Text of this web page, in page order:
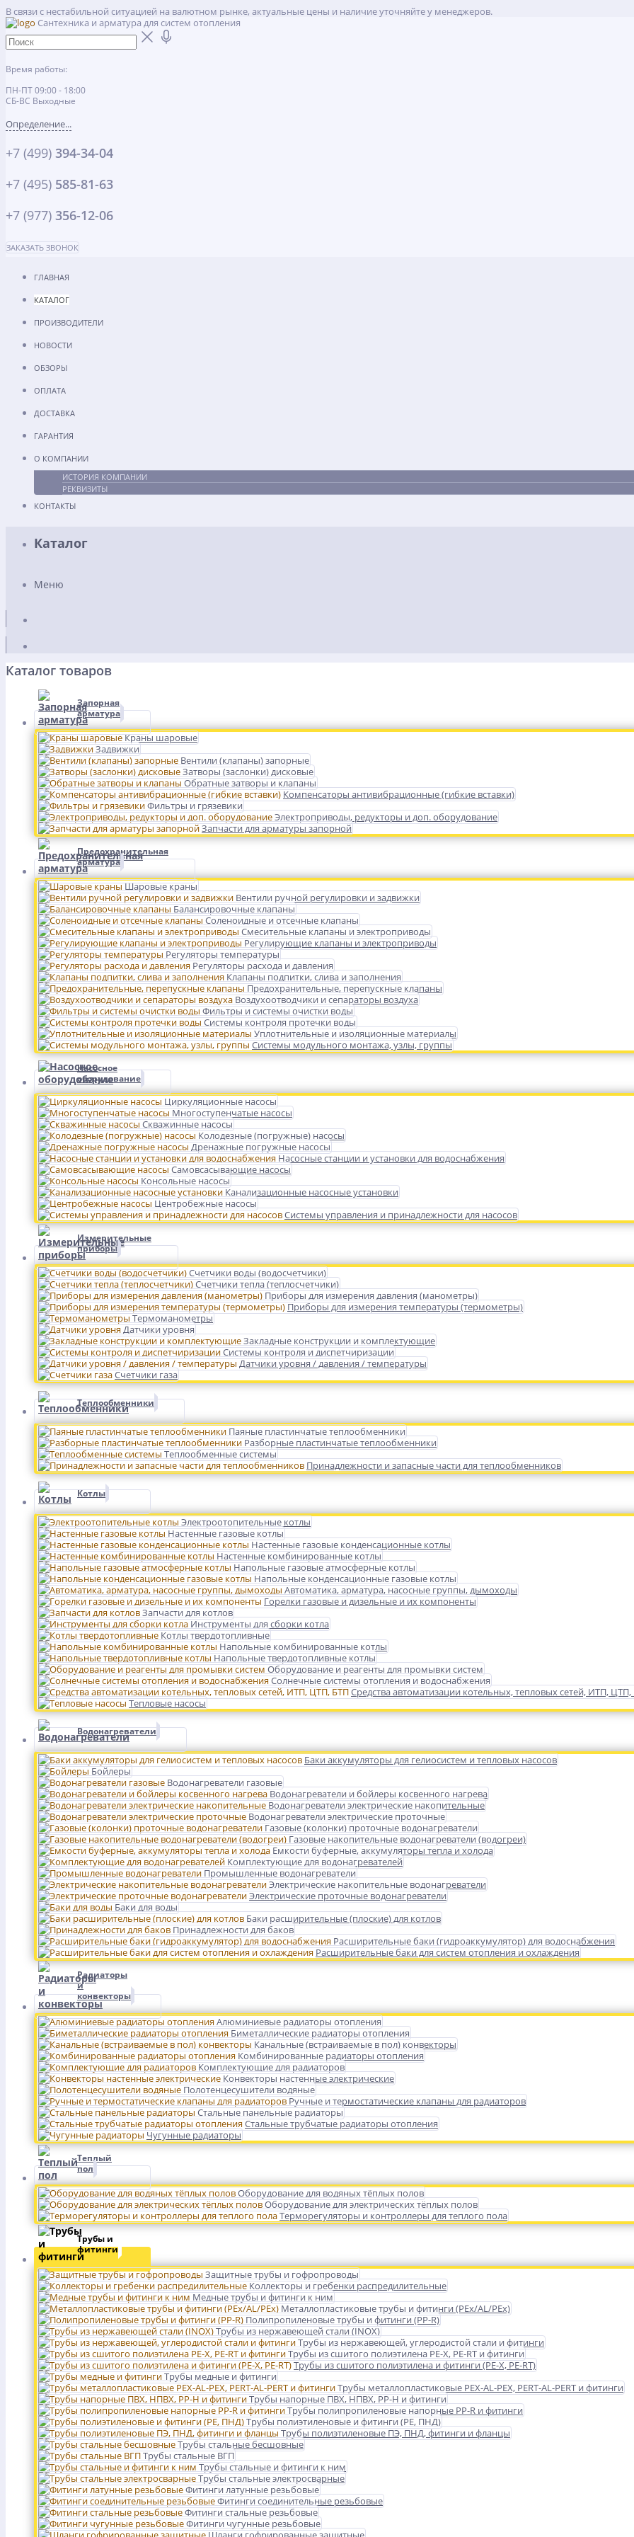
В связи с нестабильной ситуацией на валютном рынке, актуальные цены и наличие уточняйте у менеджеров.
Сантехника и арматура для систем отопления
Время работы:
ПН-ПТ 09:00 - 18:00
СБ-ВС Выходные
Определение...
+7 (499) 394-34-04
+7 (495) 585-81-63
+7 (977) 356-12-06
ЗАКАЗАТЬ ЗВОНОК
ГЛАВНАЯ
КАТАЛОГ
ПРОИЗВОДИТЕЛИ
НОВОСТИ
ОБЗОРЫ
ОПЛАТА
ДОСТАВКА
ГАРАНТИЯ
О КОМПАНИИ
ИСТОРИЯ КОМПАНИИ
РЕКВИЗИТЫ
КОНТАКТЫ
Каталог
Меню
Каталог товаров
Запорная
арматура
Краны шаровые
Задвижки
Вентили (клапаны) запорные
Затворы (заслонки) дисковые
Обратные затворы и клапаны
Компенсаторы антивибрационные (гибкие вставки)
Фильтры и грязевики
Электроприводы, редукторы и доп. оборудование
Запчасти для арматуры запорной
Предохранительная
арматура
Шаровые краны
Вентили ручной регулировки и задвижки
Балансировочные клапаны
Соленоидные и отсечные клапаны
Смесительные клапаны и электроприводы
Регулирующие клапаны и электроприводы
Регуляторы температуры
Регуляторы расхода и давления
Клапаны подпитки, слива и заполнения
Предохранительные, перепускные клапаны
Воздухоотводчики и сепараторы воздуха
Фильтры и системы очистки воды
Системы контроля протечки воды
Уплотнительные и изоляционные материалы
Системы модульного монтажа, узлы, группы
Насосное
оборудование
Циркуляционные насосы
Многоступенчатые насосы
Скважинные насосы
Колодезные (погружные) насосы
Дренажные погружные насосы
Насосные станции и установки для водоснабжения
Самовсасывающие насосы
Консольные насосы
Канализационные насосные установки
Центробежные насосы
Системы управления и принадлежности для насосов
Измерительные
приборы
Счетчики воды (водосчетчики)
Счетчики тепла (теплосчетчики)
Приборы для измерения давления (манометры)
Приборы для измерения температуры (термометры)
Термоманометры
Датчики уровня
Закладные конструкции и комплектующие
Системы контроля и диспетчиризации
Датчики уровня / давления / температуры
Счетчики газа
Теплообменники
Паяные пластинчатые теплообменники
Разборные пластинчатые теплообменники
Теплообменные системы
Принадлежности и запасные части для теплообменников
Котлы
Электроотопительные котлы
Настенные газовые котлы
Настенные газовые конденсационные котлы
Настенные комбинированные котлы
Напольные газовые атмосферные котлы
Напольные конденсационные газовые котлы
Автоматика, арматура, насосные группы, дымоходы
Горелки газовые и дизельные и их компоненты
Запчасти для котлов
Инструменты для сборки котла
Котлы твердотопливные
Напольные комбинированные котлы
Напольные твердотопливные котлы
Оборудование и реагенты для промывки систем
Солнечные системы отопления и водоснабжения
Средства автоматизации котельных, тепловых сетей, ИТП,
Тепловые насосы
Водонагреватели
Баки аккумуляторы для гелиосистем и тепловых насосов
Бойлеры
Водонагреватели газовые
Водонагреватели и бойлеры косвенного нагрева
Водонагреватели электрические накопительные
Водонагреватели электрические проточные
Газовые (колонки) проточные водонагреватели
Газовые накопительные водонагреватели (водогреи)
Емкости буферные, аккумуляторы тепла и холода
Комплектующие для водонагревателей
Промышленные водонагреватели
Электрические накопительные водонагреватели
Электрические проточные водонагреватели
Баки для воды
Баки расширительные (плоские) для котлов
Принадлежности для баков
Расширительные баки (гидроаккумулятор) для водоснабжения
Расширительные баки для систем отопления и охлаждения
Радиаторы
и
конвекторы
Алюминиевые радиаторы отопления
Биметаллические радиаторы отопления
Канальные (встраиваемые в пол) конвекторы
Комбинированные радиаторы отопления
Комплектующие для радиаторов
Конвекторы настенные электрические
Полотенцесушители водяные
Ручные и термостатические клапаны для радиаторов
Стальные панельные радиаторы
Стальные трубчатые радиаторы отопления
Чугунные радиаторы
Теплый
пол
Оборудование для водяных тёплых полов
Оборудование для электрических тёплых полов
Терморегуляторы и контроллеры для теплого пола
Трубы и
фитинги
Защитные трубы и гофропроводы
Коллекторы и гребенки распредилительные
Медные трубы и фитинги к ним
Металлопластиковые трубы и фитинги (PEx/AL/PEx)
Полипропиленовые трубы и фитинги (PP-R)
Трубы из нержавеющей стали (INOX)
Трубы из нержавеющей, углеродистой стали и фитинги
Трубы из сшитого полиэтилена PE-X, PE-RT и фитинги
Трубы из сшитого полиэтилена и фитинги (PE-X, PE-RT)
Трубы медные и фитинги
Трубы металлопластиковые PEX-AL-PEX, PERT-AL-PERT и фитинги
Трубы напорные ПВХ, НПВХ, PP-H и фитинги
Трубы полипропиленовые напорные PP-R и фитинги
Трубы полиэтиленовые и фитинги (PE, ПНД)
Трубы полиэтиленовые ПЭ, ПНД, фитинги и фланцы
Трубы стальные бесшовные
Трубы стальные ВГП
Трубы стальные и фитинги к ним
Трубы стальные электросварные
Фитинги латунные резьбовые
Фитинги соединительные резьбовые
Фитинги стальные резьбовые
Фитинги чугунные резьбовые